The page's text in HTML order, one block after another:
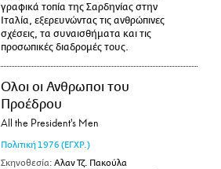
γραφικά τοπία της Σαρδηνίας στην
Ιταλία, εξερευνώντας τις ανθρώπινες
σχέσεις, τα συναισθήματα και τις
προσωπικές διαδρομές τους.
Ολοι οι Ανθρωποι του
Προέδρου
All the President's Men
Πολιτική1976 (ΕΓΧΡ.)
Σκηνοθεσία: Αλαν Τζ. Πακούλα